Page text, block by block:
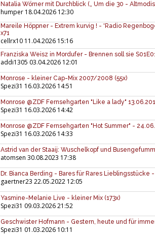
Natalia Wörner mit Durchblick („ Um die 30 -
humper 18.04.2026 12:30
Mareile Höppner - Extrem kurvig ! - 'Radio
x71
cellrx10 11.04.2026 15:16
Franziska Weisz in Mordufer - Brennen soll sie
addi1305 03.04.2026 12:01
Monrose - kleiner Cap-Mix 2007/2008 (55x)
Spezi31 16.03.2026 14:51
Monrose @ZDF Fernsehgarten "Like a lady"
Spezi31 16.03.2026 14:42
Monrose @ZDF Fernsehgarten "Hot Summer" -
Spezi31 16.03.2026 14:33
Astrid van der Staaij: Wuschelkopf und
atomsen 30.08.2023 17:38
Dr. Bianca Berding - Bares für Rares Lieblingsstücke
gaertner23 22.05.2022 12:05
Yasmine-Melanie Live - kleiner Mix (173x)
Spezi31 09.03.2026 21:52
Geschwister Hofmann - Gestern, heute und für
Spezi31 01.03.2026 10:11